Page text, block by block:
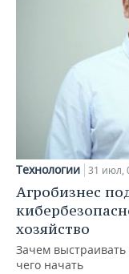
Технологии 31 июл,
Агробизнес
хозяйство
Зачем выстраивать
чего начать